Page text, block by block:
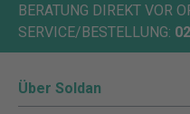
BERATUNG DIREKT VOR
SERVICE/BESTELLUNG:
Über Soldan